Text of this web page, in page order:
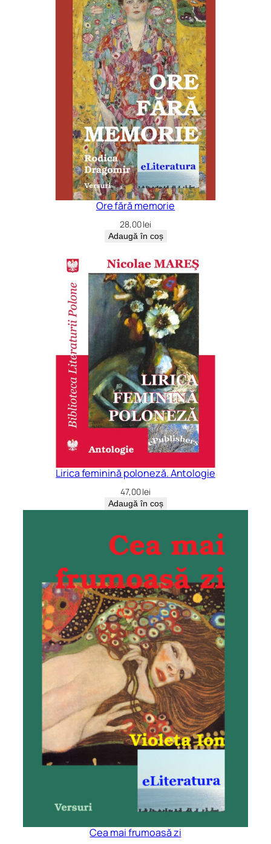
Ore fără memorie
28,00lei
Adaugă în coș
Lirica feminină poloneză. Antologie
47,00lei
Adaugă în coș
Cea mai frumoasă zi